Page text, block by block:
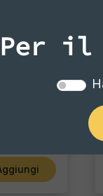
il tuo
Per il